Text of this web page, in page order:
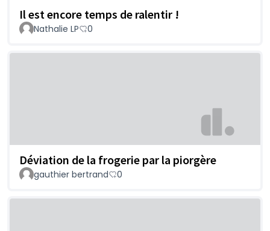
Il est encore temps de ralentir !
Nathalie LP 0
Déviation de la frogerie par la piorgère
gauthier bertrand 0